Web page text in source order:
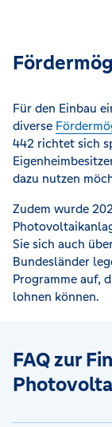
Für den Einbau
diverse
442 richtet sich
dazu nutzen
Zudem wurde
Sie sich auch
Bundesländer
Programme auf,
lohnen können.
FAQ zur